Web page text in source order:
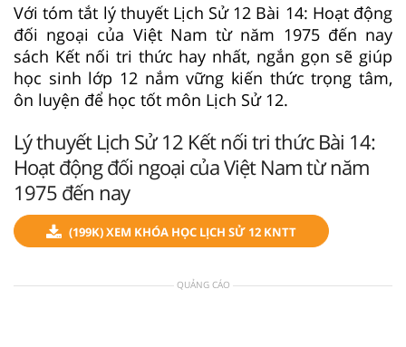
Với tóm tắt lý thuyết Lịch Sử 12 Bài 14: Hoạt động
đối ngoại của Việt Nam từ năm 1975 đến nay
sách Kết nối tri thức hay nhất, ngắn gọn sẽ giúp
học sinh lớp 12 nắm vững kiến thức trọng tâm,
ôn luyện để học tốt môn Lịch Sử 12.
Lý thuyết Lịch Sử 12 Kết nối tri thức Bài 14:
Hoạt động đối ngoại của Việt Nam từ năm
1975 đến nay
(199K) XEM KHÓA HỌC LỊCH SỬ 12 KNTT
QUẢNG CÁO